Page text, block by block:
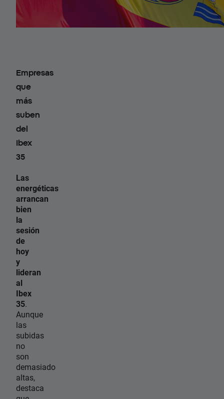
Empresas
que
más
suben
del
Ibex
35
Las
energéticas
arrancan
bien
la
sesión
de
hoy
y
lideran
al
Ibex
35.
Aunque
las
subidas
no
son
demasiado
altas,
destaca